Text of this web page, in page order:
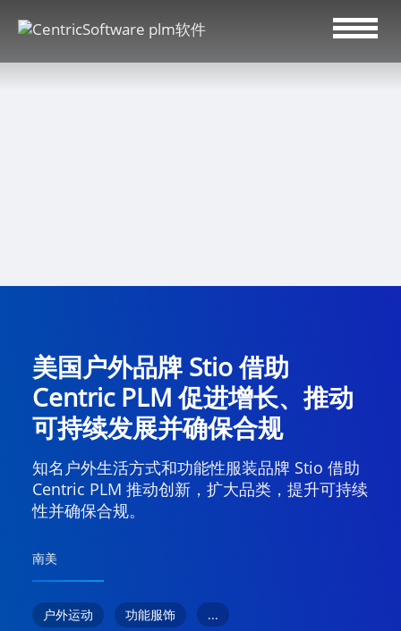
美国户外品牌 Stio 借助
Centric PLM 促进增长、推动
可持续发展并确保合规
知名户外生活方式和功能性服装品牌 Stio 借助
Centric PLM 推动创新，扩大品类，提升可持续
性并确保合规。
南美
户外运动 功能服饰 ...